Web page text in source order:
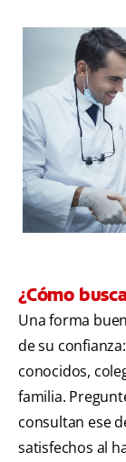
¿Cómo
Una forma
de su
conocidos,
familia.
consultan ese
satisfechos al